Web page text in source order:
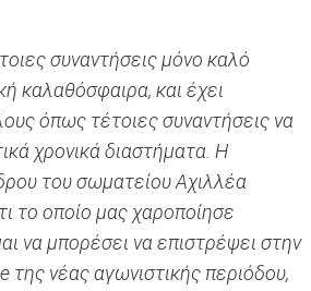
συναντήσεις μόνο καλό
καλαθόσφαιρα, και έχει
όπως τέτοιες συναντήσεις να
χρονικά διαστήματα. Η
του σωματείου Αχιλλέα
το οποίο μας χαροποίησε
να μπορέσει να επιστρέψει στην
νέας αγωνιστικής περιόδου,